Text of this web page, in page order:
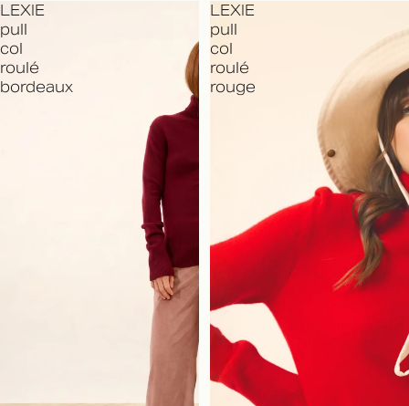
LEXIE
pull
col
roulé
bordeaux
LEXIE
pull
col
roulé
rouge